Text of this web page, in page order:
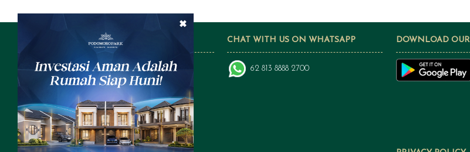
×
FOLLOW US ON SOCIAL MEDIA CHAT WITH US ON WHATSAPP
62 813 8888 2700
DOWNLOAD